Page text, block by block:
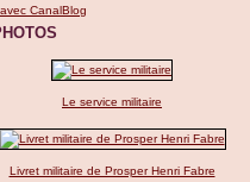
CanalBlog
Le service militaire
Livret militaire de Prosper Henri Fabre